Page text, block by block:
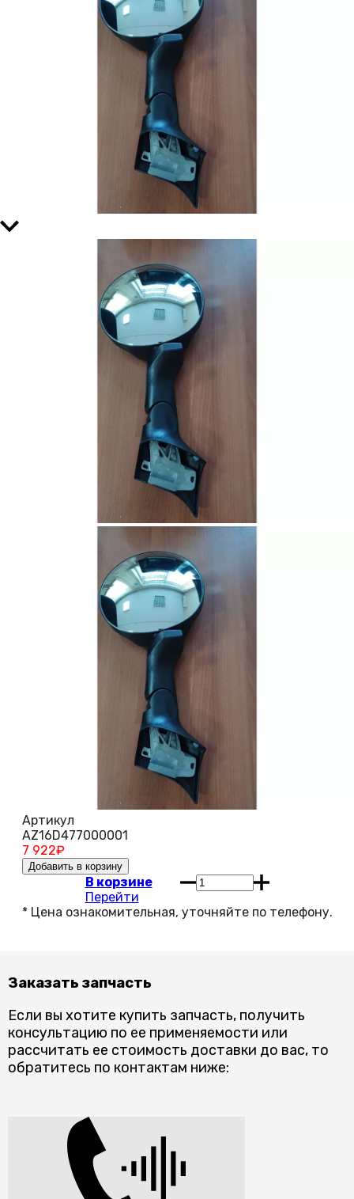
Артикул
AZ16D477000001
7 922₽
В корзине
Перейти
Заказать запчасть
Если вы хотите купить запчасть, получить
консультацию по ее применяемости или
рассчитать ее стоимость доставки до вас, то
обратитесь по контактам ниже: